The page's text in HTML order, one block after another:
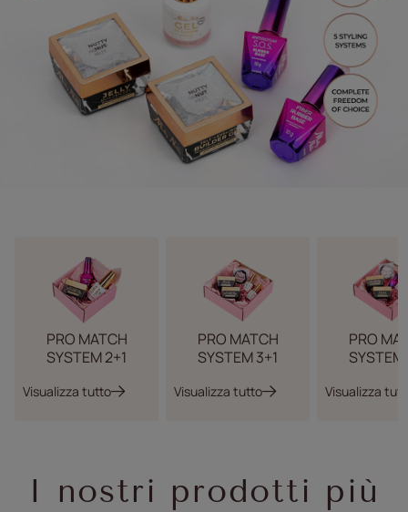
PRO MATCH
SYSTEM 2+1
Visualizza tutto
PRO MATCH
SYSTEM 3+1
Visualizza tutto
PRO
SYSTEM
Visualizza
I nostri prodotti più